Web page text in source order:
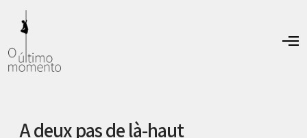
O
A deux pas de là-haut